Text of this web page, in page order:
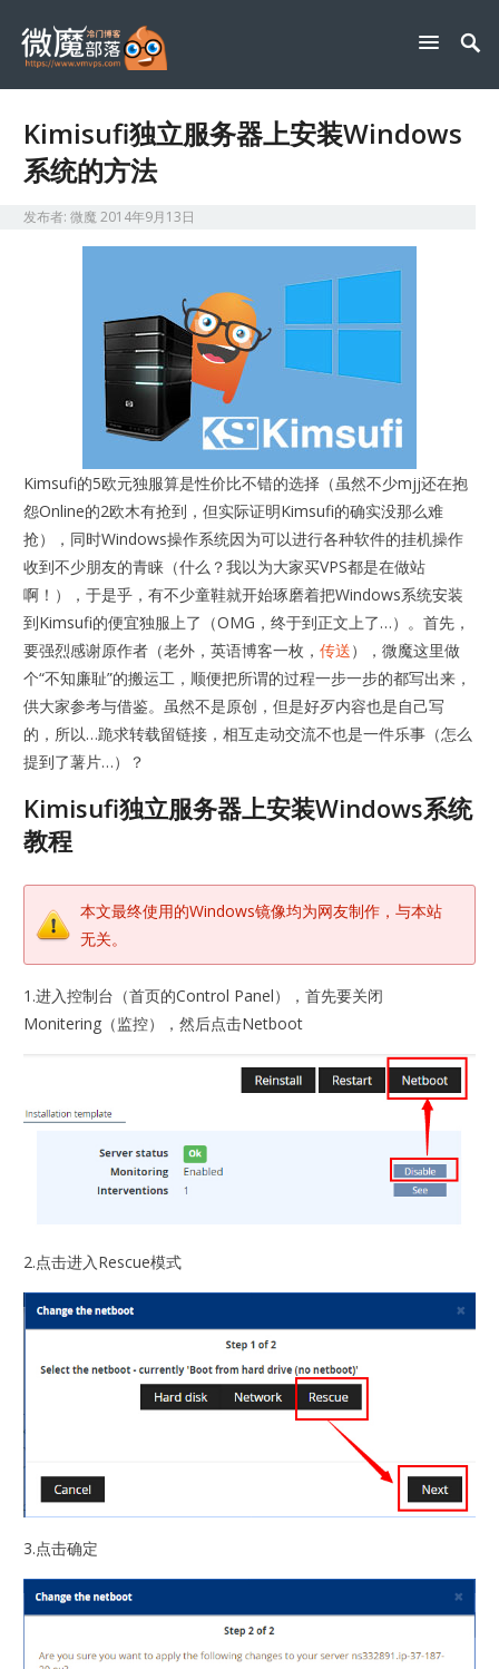
Kimisufi独立服务器上安装Windows
系统的方法
发布者:微魔2014年9月13日
Kimsufi的5欧元独服算是性价比不错的选择（虽然不少mjj还在抱
怨Online的2欧木有抢到，但实际证明Kimsufi的确实没那么难
抢），同时Windows操作系统因为可以进行各种软件的挂机操作
收到不少朋友的青睐（什么？我以为大家买VPS都是在做站
啊！），于是乎，有不少童鞋就开始琢磨着把Windows系统安装
到Kimsufi的便宜独服上了（OMG，终于到正文上了…）。首先，
要强烈感谢原作者（老外，英语博客一枚，传送），微魔这里做
个“不知廉耻”的搬运工，顺便把所谓的过程一步一步的都写出来，
供大家参考与借鉴。虽然不是原创，但是好歹内容也是自己写
的，所以…跪求转载留链接，相互走动交流不也是一件乐事（怎么
提到了薯片…）？
Kimisufi独立服务器上安装Windows系统
教程
本文最终使用的Windows镜像均为网友制作，与本站
无关。
1.进入控制台（首页的Control Panel），首先要关闭
Monitering（监控），然后点击Netboot
2.点击进入Rescue模式
3.点击确定